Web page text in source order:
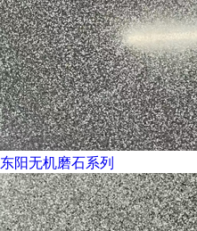
东阳无机磨石系列